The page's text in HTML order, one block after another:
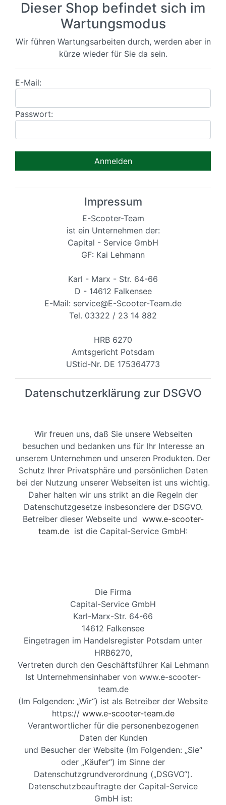
Dieser Shop befindet sich im
Wartungsmodus
Wir führen Wartungsarbeiten durch, werden aber in
kürze wieder für Sie da sein.
E-Mail:
Passwort:
Impressum
E-Scooter-Team
ist ein Unternehmen der:
Capital - Service GmbH
GF: Kai Lehmann
Karl - Marx - Str. 64-66
D - 14612 Falkensee
E-Mail: service@E-Scooter-Team.de
Tel. 03322 / 23 14 882
HRB 6270
Amtsgericht Potsdam
UStid-Nr. DE 175364773
Datenschutzerklärung zur DSGVO
Wir freuen uns, daß Sie unsere Webseiten
besuchen und bedanken uns für Ihr Interesse an
unserem Unternehmen und unseren Produkten. Der
Schutz Ihrer Privatsphäre und persönlichen Daten
bei der Nutzung unserer Webseiten ist uns wichtig.
Daher halten wir uns strikt an die Regeln der
Datenschutzgesetze insbesondere der DSGVO.
Betreiber dieser Webseite und www.e-scooter-
team.de ist die Capital-Service GmbH:
Die Firma
Capital-Service GmbH
Karl-Marx-Str. 64-66
14612 Falkensee
Eingetragen im Handelsregister Potsdam unter
HRB6270,
Vertreten durch den Geschäftsführer Kai Lehmann
Ist Unternehmensinhaber von www.e-scooter-
team.de
(Im Folgenden: „Wir“) ist als Betreiber der Website
https:// www.e-scooter-team.de
Verantwortlicher für die personenbezogenen
Daten der Kunden
und Besucher der Website (Im Folgenden: „Sie“
oder „Käufer“) im Sinne der
Datenschutzgrundverordnung („DSGVO“).
Datenschutzbeauftragte der Capital-Service
GmbH ist: